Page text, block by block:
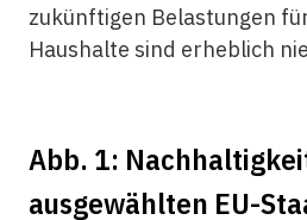
zukünftigen Belastungen
Haushalte sind erheblich
Abb. 1:
ausgewählten EU-